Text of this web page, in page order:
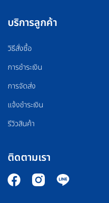
บริการลูกค้า
วิธีสั่งซื้อ
การชำระเงิน
การจัดส่ง
แจ้งชำระเงิน
รีวิวสินค้า
ติดตามเรา